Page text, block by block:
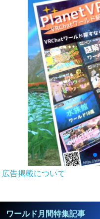
広告掲載について
ワールド月間特集記事